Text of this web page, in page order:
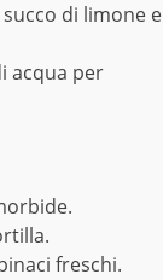
di limone e
acqua per
freschi.